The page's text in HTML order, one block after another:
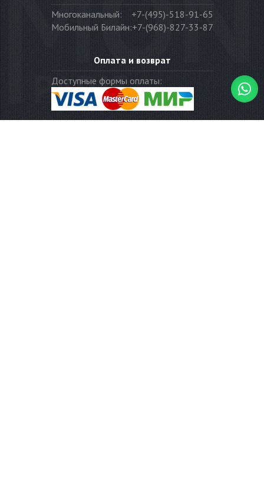
Многоканальный:
+7-(495)-518-91-65
Мобильный Билайн:+7-(968)-827-33-87
Оплата и возврат
Доступные формы оплаты: